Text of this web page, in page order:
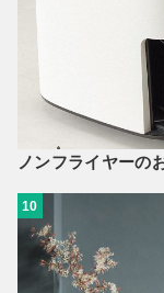
ノンフライヤーの
10